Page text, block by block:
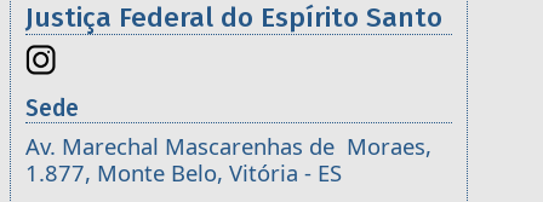
Justiça Federal do Espírito Santo
Sede
Av. Marechal Mascarenhas de Moraes,
1.877, Monte Belo, Vitória - ES